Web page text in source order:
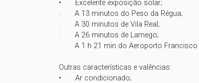
•	Excelente exposição solar;
.       A 13 minutos do Peso da Régua;
.       A 30 minutos de Vila Real;
.       A 26 minutos de Lamego;
.       A 1 h 21 min do Aeroporto Francisco
Outras características e valências:
•	Ar condicionado;